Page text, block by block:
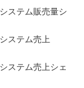
ステム販売量シ
ステム売上
ステム売上シェ